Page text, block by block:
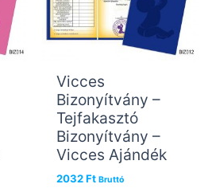
Vicces
Bizonyítvány –
Tejfakasztó
Bizonyítvány –
Vicces Ajándék
2032Ft Bruttó